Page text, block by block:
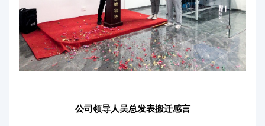
公司领导人吴总发表搬迁感言